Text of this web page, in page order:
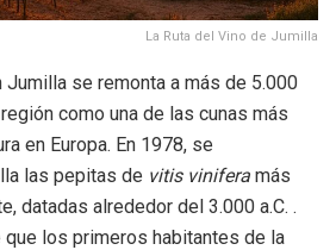
La Ruta del Vino de Jumilla
se remonta a más de 5.000
como una de las cunas más
en Europa. En 1978, se
las pepitas de vitis vinifera más
datadas alrededor del 3.000 a.C. .
los primeros habitantes de la